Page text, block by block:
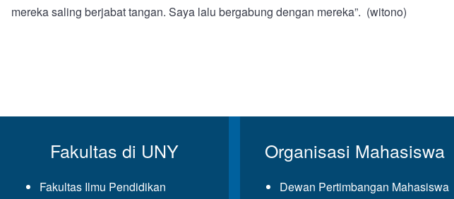
mereka saling berjabat tangan. Saya lalu bergabung dengan mereka”. (witono)
Fakultas di UNY
Fakultas Ilmu Pendidikan
Organisasi Mahasiswa
Dewan Pertimbangan Mahasiswa